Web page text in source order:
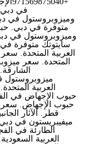
في
وميزوبروستول في
متوفرة في دبي.
وميزوبروستول في
سايتوتك متوفرة
العربية المتحدة.
المتحدة. سعر
ميزوبروستول
العربية
حبوب الإجهاض في
حبوب الإجهاض.
قطر. الآثار
ميفيبريستون في
الطارئة في
العربية